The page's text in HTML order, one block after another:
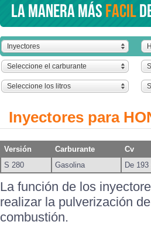
La manera másfacil
Inyectores
Seleccione el carburante
Seleccione los litros
Inyectores para
Versión Carburante Cv
S 280
Gasolina De
La función de los
realizar la pulverización
combustión.